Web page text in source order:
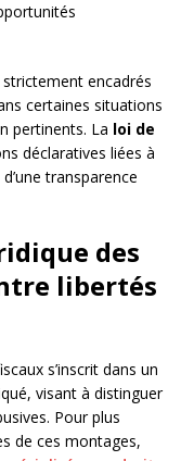
strictement encadrés
certaines situations
pertinents. La loi de
déclaratives liées à
transparence
des
libertés
s’inscrit dans un
visant à distinguer
Pour plus
de ces montages,